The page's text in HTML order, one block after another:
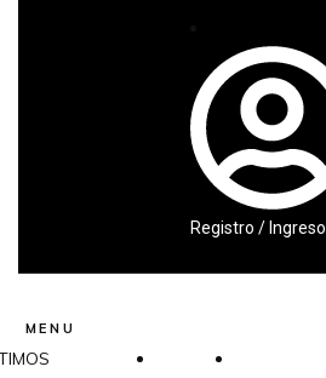
Registro / Ingreso
MENU